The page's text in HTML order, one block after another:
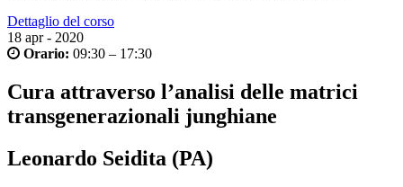
Dettaglio del corso
18 apr - 2020
Orario: 09:30 – 17:30
Cura attraverso l’analisi delle matrici
transgenerazionali junghiane
Leonardo Seidita (PA)